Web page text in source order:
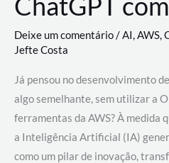
Deixe um comentário/AI,AWS,
Jefte Costa
Já pensou no desenvolvimento
algo semelhante, sem utilizar a
ferramentas da AWS? À medida
a Inteligência Artificial (IA)
como um pilar de inovação,